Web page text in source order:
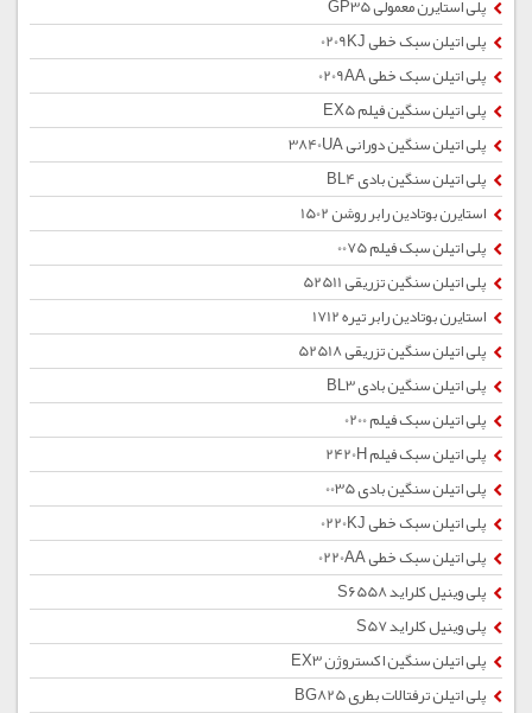
پلی استایرن معمولی GP35
پلی اتیلن سبک خطی 0209KJ
پلی اتیلن سبک خطی 0209AA
پلی اتیلن سنگین فیلم EX5
پلی اتیلن سنگین دورانی 3840UA
پلی اتیلن سنگین بادی BL4
استایرن بوتادین رابر روشن 1502
پلی اتیلن سبک فیلم 0075
پلی اتیلن سنگین تزریقی 52511
استایرن بوتادین رابر تیره 1712
پلی اتیلن سنگین تزریقی 52518
پلی اتیلن سنگین بادی BL3
پلی اتیلن سبک فیلم 0200
پلی اتیلن سبک فیلم 2420H
پلی اتیلن سنگین بادی 0035
پلی اتیلن سبک خطی 0220KJ
پلی اتیلن سبک خطی 0220AA
پلی وینیل کلراید S6558
پلی وینیل کلراید S57
پلی اتیلن سنگین اکستروژن EX3
پلی اتیلن ترفتالات بطری BG825